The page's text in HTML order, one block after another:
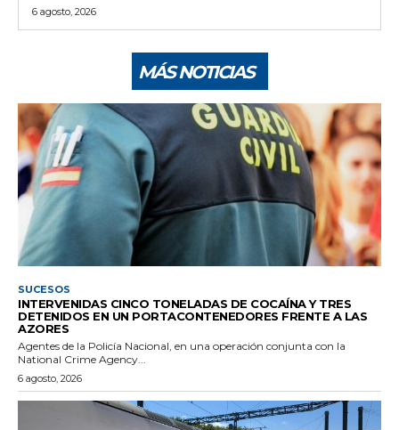
6 agosto, 2026
MÁS NOTICIAS
SUCESOS
INTERVENIDAS CINCO TONELADAS DE COCAÍNA Y TRES
DETENIDOS EN UN PORTACONTENEDORES FRENTE A LAS
AZORES
Agentes de la Policía Nacional, en una operación conjunta con la
National Crime Agency...
6 agosto, 2026